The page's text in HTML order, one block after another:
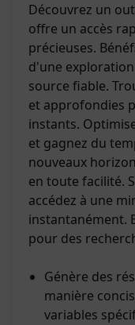
Découvrez un
offre un accès
précieuses.
d'une
source fiable.
et approfondies
instants.
et gagnez du
nouveaux
en toute facilité.
accédez à une
instantanément.
pour des
Génère des
manière
variables